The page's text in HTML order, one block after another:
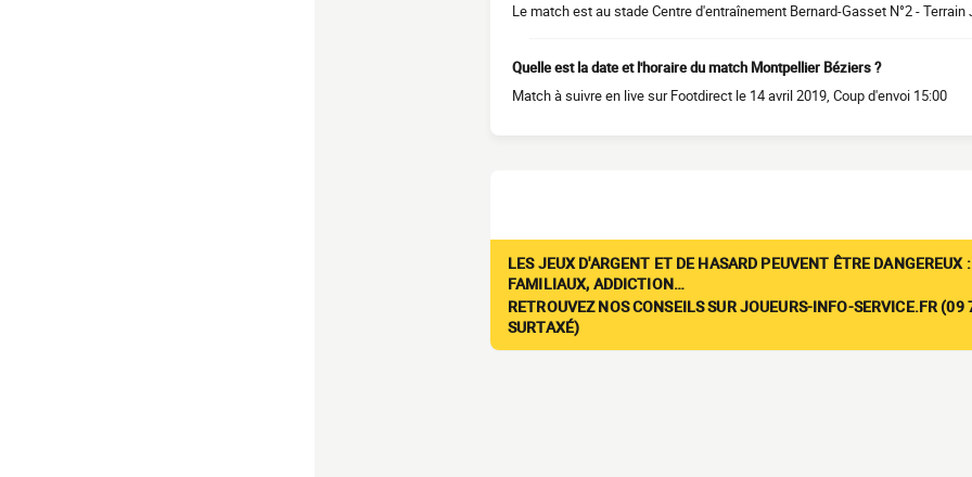
Le match est au stade Centre d'entraînement Bernard-Gasset N°2 -
Quelle est la date et l'horaire du match Montpellier Béziers ?
Match à suivre en live sur Footdirect le 14 avril 2019, Coup d'envoi 15:00
LES JEUX D'ARGENT ET DE HASARD PEUVENT ÊTRE DANGEREUX
FAMILIAUX, ADDICTION…
RETROUVEZ NOS CONSEILS SUR JOUEURS-INFO-SERVICE.FR
SURTAXÉ)